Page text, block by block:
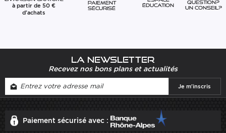
à partir de 50 €
d'achats
Paiement
sécurisé
éducation
question?
Un conseil?
La newsletter
Recevez nos bons plans et actualités
Paiement sécurisé avec :